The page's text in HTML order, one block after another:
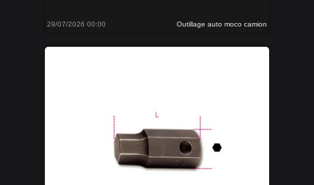
29/07/2026 00:00 Outillage auto moco camion